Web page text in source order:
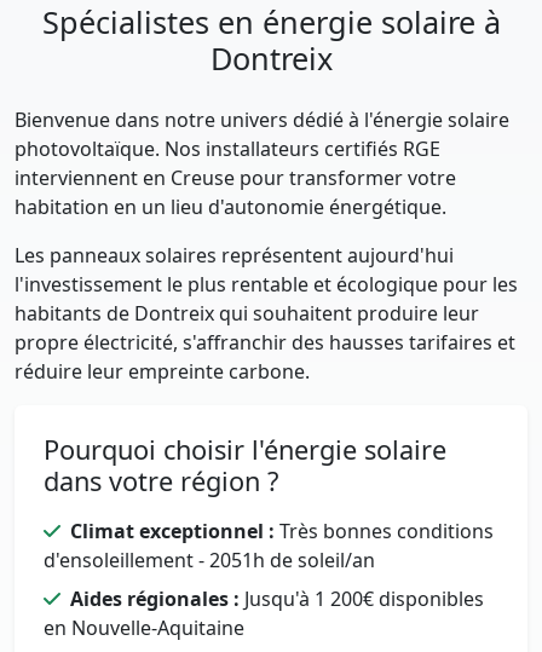
Spécialistes en énergie solaire à
Dontreix
Bienvenue dans notre univers dédié à l'énergie solaire
photovoltaïque. Nos installateurs certifiés RGE
interviennent en Creuse pour transformer votre
habitation en un lieu d'autonomie énergétique.
Les panneaux solaires représentent aujourd'hui
l'investissement le plus rentable et écologique pour les
habitants de Dontreix qui souhaitent produire leur
propre électricité, s'affranchir des hausses tarifaires et
réduire leur empreinte carbone.
Pourquoi choisir l'énergie solaire
dans votre région ?
Climat exceptionnel : Très bonnes conditions
d'ensoleillement - 2051h de soleil/an
Aides régionales : Jusqu'à 1 200€ disponibles
en Nouvelle-Aquitaine